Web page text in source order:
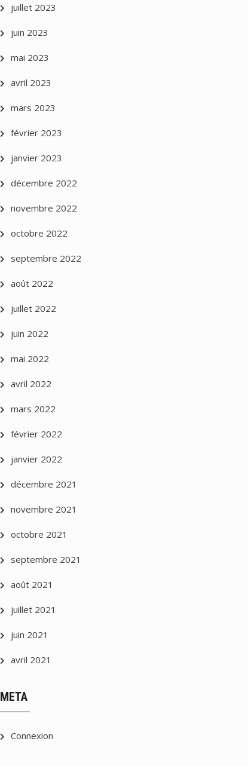
juillet 2023
juin 2023
mai 2023
avril 2023
mars 2023
février 2023
janvier 2023
décembre 2022
novembre 2022
octobre 2022
septembre 2022
août 2022
juillet 2022
juin 2022
mai 2022
avril 2022
mars 2022
février 2022
janvier 2022
décembre 2021
novembre 2021
octobre 2021
septembre 2021
août 2021
juillet 2021
juin 2021
avril 2021
META
Connexion